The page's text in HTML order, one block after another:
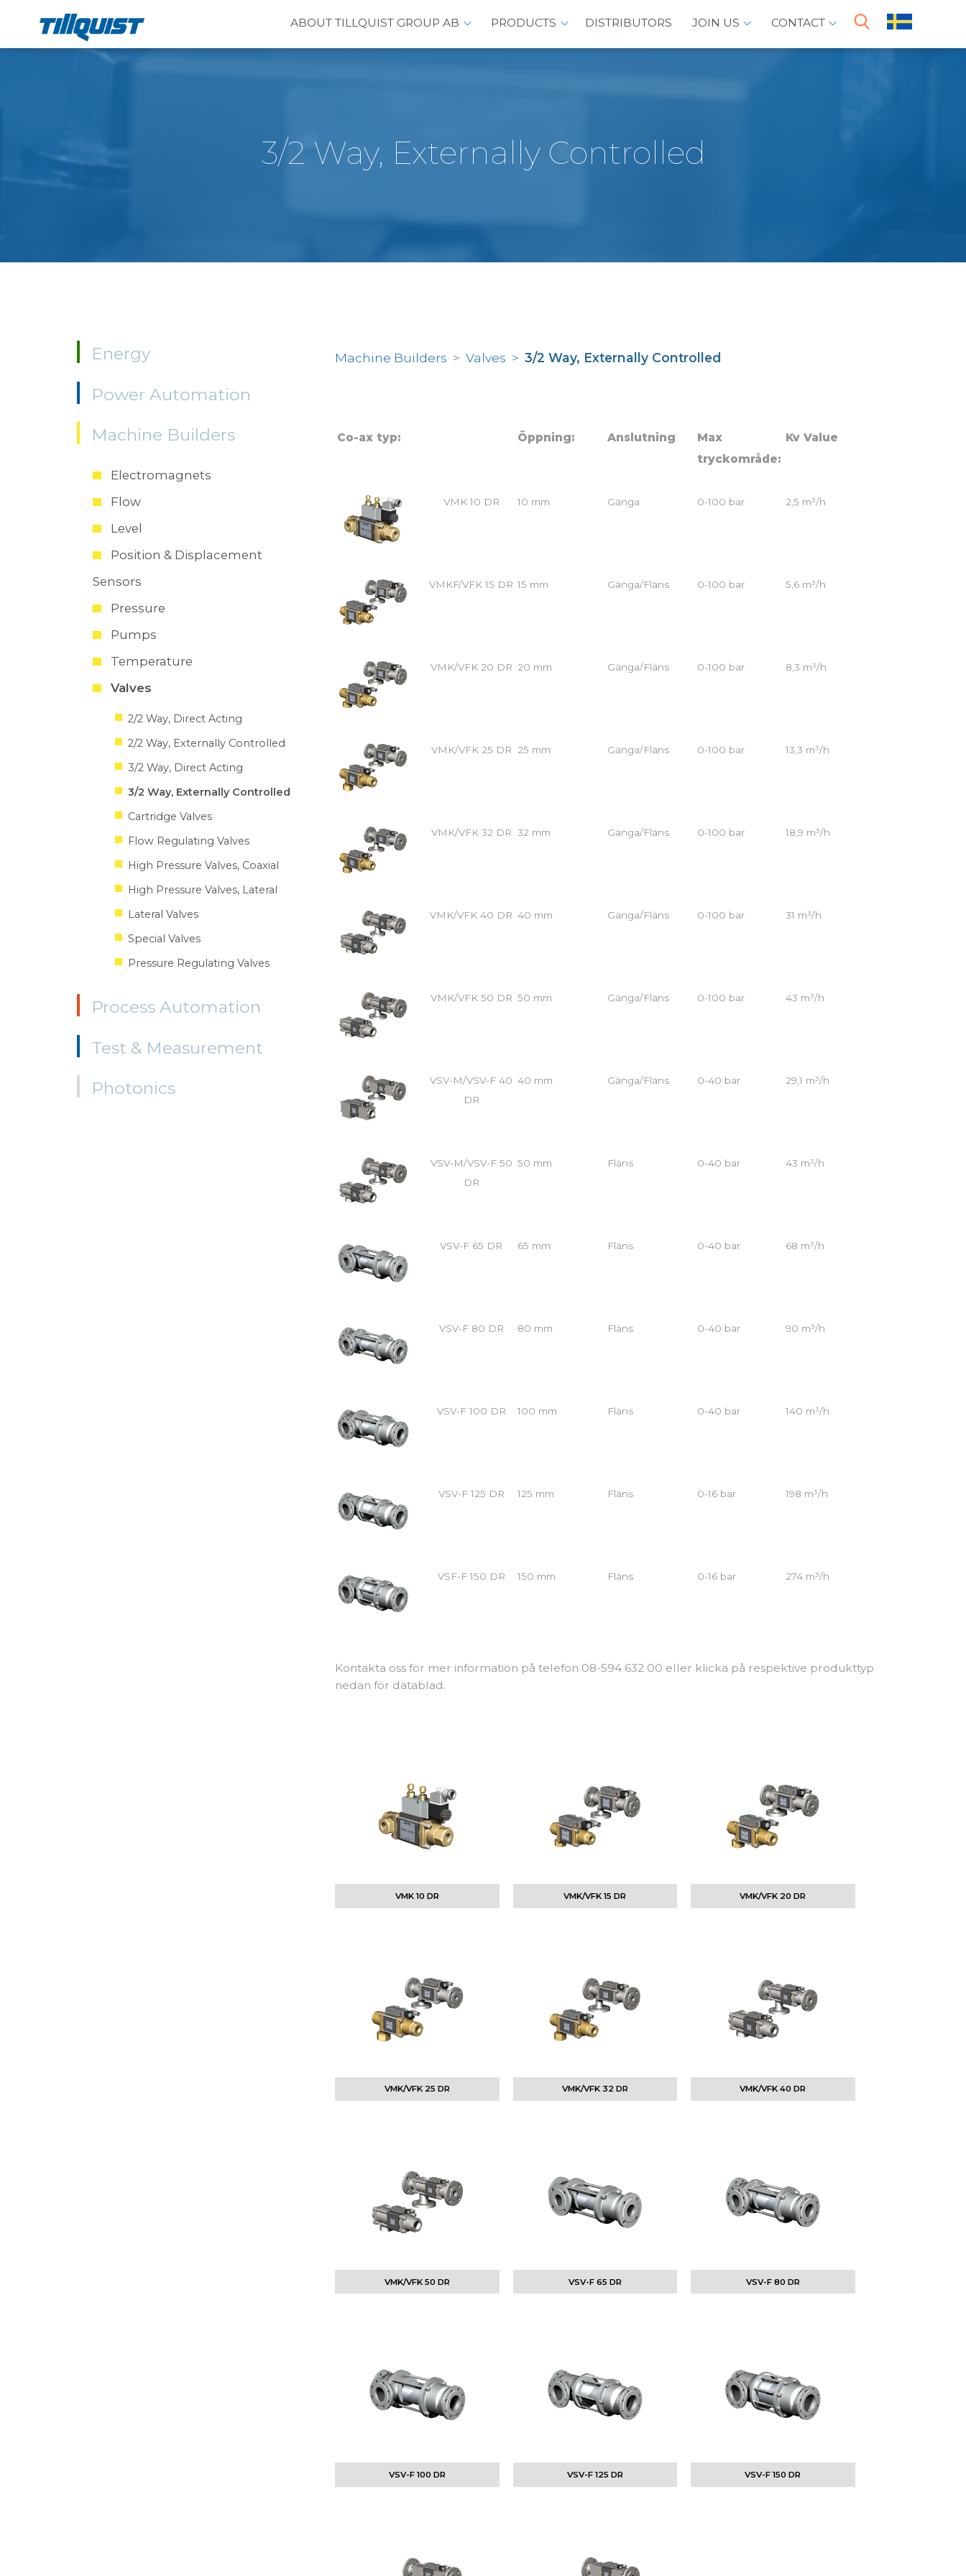
ABOUT TILLQUIST GROUP AB PRODUCTS DISTRIBUTORS JOIN US CONTACT
3/2 Way, Externally Controlled
Energy
Power Automation
Machine Builders
Electromagnets
Flow
Level
Position & Displacement
Sensors
Pressure
Pumps
Temperature
Valves
2/2 Way, Direct Acting
2/2 Way, Externally Controlled
3/2 Way, Direct Acting
3/2 Way, Externally Controlled
Cartridge Valves
Flow Regulating Valves
High Pressure Valves, Coaxial
High Pressure Valves, Lateral
Lateral Valves
Special Valves
Pressure Regulating Valves
Process Automation
Test & Measurement
Photonics
Machine Builders >Valves >3/2 Way, Externally Controlled
Co-ax typ: Öppning: Anslutning:
Max
tryckområde:
Kv Value
VMK 10 DR 10 mm Gänga 0-100 bar 2,5 m³/h
VMKF/VFK 15 DR 15 mm Gänga/Fläns 0-100 bar 5,6 m³/h
VMK/VFK 20 DR 20 mm Gänga/Fläns 0-100 bar 8,3 m³/h
VMK/VFK 25 DR 25 mm Gänga/Fläns 0-100 bar 13,3 m³/h
VMK/VFK 32 DR 32 mm Gänga/Fläns 0-100 bar 18,9 m³/h
VMK/VFK 40 DR 40 mm Gänga/Fläns 0-100 bar 31 m³/h
VMK/VFK 50 DR 50 mm Gänga/Fläns 0-100 bar 43 m³/h
VSV-M/VSV-F 40
DR
40 mm Gänga/Fläns 0-40 bar 29,1 m³/h
VSV-M/VSV-F 50
DR
50 mm Fläns 0-40 bar 43 m³/h
VSV-F 65 DR 65 mm Fläns 0-40 bar 68 m³/h
VSV-F 80 DR 80 mm Fläns 0-40 bar 90 m³/h
VSV-F 100 DR 100 mm Fläns 0-40 bar 140 m³/h
VSV-F 125 DR 125 mm Fläns 0-16 bar 198 m³/h
VSF-F 150 DR 150 mm Fläns 0-16 bar 274 m³/h
Kontakta oss för mer information på telefon 08-594 632 00 eller klicka på respektive produkttyp
nedan för datablad.
VMK 10 DR VMK/VFK 15 DR VMK/VFK 20 DR
VMK/VFK 25 DR VMK/VFK 32 DR VMK/VFK 40 DR
VMK/VFK 50 DR VSV-F 65 DR VSV-F 80 DR
VSV-F 100 DR VSV-F 125 DR VSV-F 150 DR